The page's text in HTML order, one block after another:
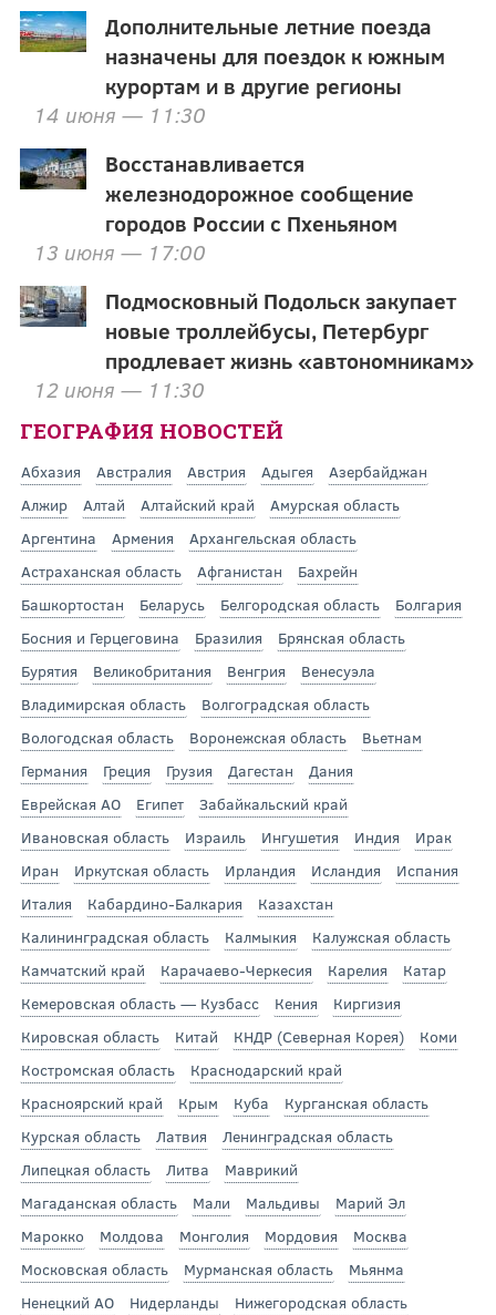
Дополнительные летние поезда
назначены для поездок к южным
курортам и в другие регионы
14 июня — 11:30
Восстанавливается
железнодорожное сообщение
городов России с Пхеньяном
13 июня — 17:00
Подмосковный Подольск закупает
новые троллейбусы, Петербург
продлевает жизнь «автономникам»
12 июня — 11:30
ГЕОГРАФИЯ НОВОСТЕЙ
Абхазия Австралия Австрия Адыгея
Азербайджан
Алжир
Алтай Алтайский край
Амурская область
Аргентина
Армения
Архангельская область
Астраханская область
Афганистан
Бахрейн
Башкортостан
Беларусь Белгородская область
Болгария
Босния и Герцеговина
Бразилия
Брянская область
Бурятия
Великобритания Венгрия
Венесуэла
Владимирская область
Волгоградская область
Вологодская область
Воронежская область
Вьетнам
Германия
Греция Грузия Дагестан
Дания
Еврейская АО
Египет
Забайкальский край
Ивановская область
Израиль Ингушетия Индия
Ирак
Иран
Иркутская область Ирландия Исландия
Испания
Италия
Кабардино-Балкария
Казахстан
Калининградская область
Калмыкия
Калужская область
Камчатский край
Карачаево-Черкесия Карелия
Катар
Кемеровская область — Кузбасс
Кения
Киргизия
Кировская область
Китай КНДР (Северная Корея)
Коми
Костромская область
Краснодарский край
Красноярский край
Крым Куба
Курганская область
Курская область
Латвия
Ленинградская область
Липецкая область
Литва
Маврикий
Магаданская область
Мали Мальдивы
Марий Эл
Марокко
Молдова Монголия Мордовия
Москва
Московская область
Мурманская область
Мьянма
Ненецкий АО
Нидерланды
Нижегородская область